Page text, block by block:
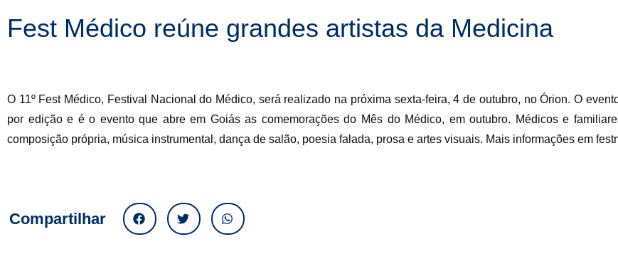
Fest Médico reúne grandes artistas da Medicina
O 11º Fest Médico, Festival Nacional do Médico, será realizado na próxima sexta-feira, 4 de outubro, no Órion. O
por edição e é o evento que abre em Goiás as comemorações do Mês do Médico, em outubro. Médicos e
composição própria, música instrumental, dança de salão, poesia falada, prosa e artes visuais. Mais informações em
Compartilhar